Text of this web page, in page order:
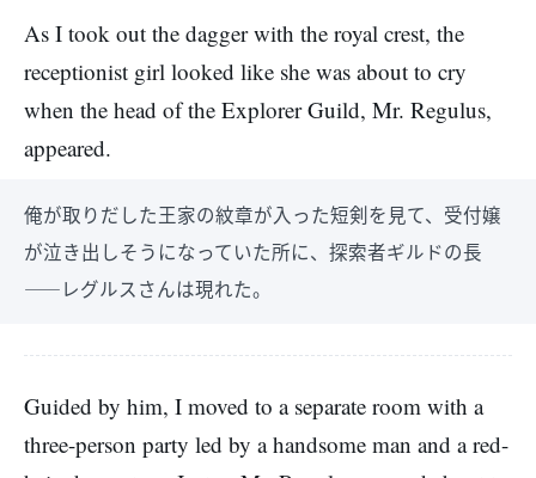
As I took out the dagger with the royal crest, the
receptionist girl looked like she was about to cry
when the head of the Explorer Guild, Mr. Regulus,
appeared.
俺が取りだした王家の紋章が入った短剣を見て、受付嬢
が泣き出しそうになっていた所に、探索者ギルドの長
――レグルスさんは現れた。
Guided by him, I moved to a separate room with a
three-person party led by a handsome man and a red-